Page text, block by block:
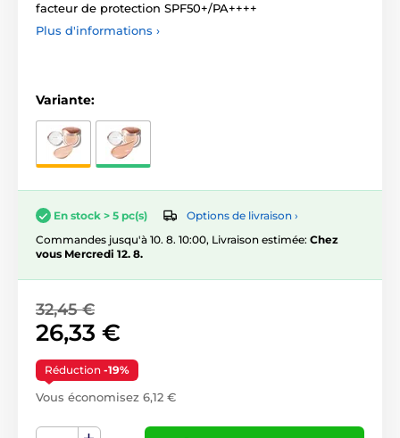
facteur de protection SPF50+/PA++++
Plus d'informations ›
Variante:
En stock > 5 pc(s)
Options de livraison ›
Commandes jusqu'à 10. 8. 10:00, Livraison estimée: Chez
vous Mercredi 12. 8.
32,45 €
26,33 €
Réduction -19%
Vous économisez 6,12 €